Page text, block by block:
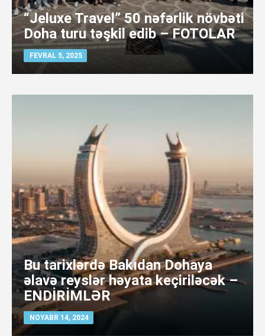
“Jeluxe Travel” 50 nəfərlik növbəti
Doha turu təşkil edib – FOTOLAR
FEVRAL 5, 2025
Bu tarixlərdə Bakıdan Dohaya
əlavə reyslər həyata keçiriləcək –
ENDİRİMLƏR
NOYABR 14, 2024